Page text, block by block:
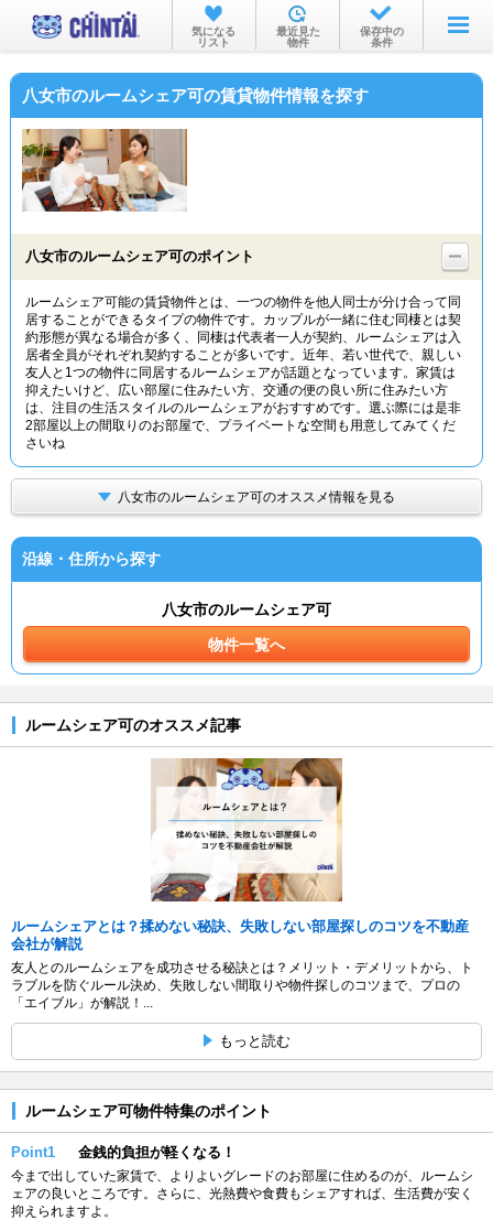
お部屋を探す
沿線・駅から
物件特集から
TOP
気になる
リスト
最近見た
物件
保存中の
条件
八女市のルームシェア可の賃貸物件情報を探す
八女市のルームシェア可のポイント
ルームシェア可能の賃貸物件とは、一つの物件を他人同士が分け合って同
居することができるタイプの物件です。カップルが一緒に住む同棲とは契
約形態が異なる場合が多く、同棲は代表者一人が契約、ルームシェアは入
居者全員がそれぞれ契約することが多いです。近年、若い世代で、親しい
友人と1つの物件に同居するルームシェアが話題となっています。家賃は
抑えたいけど、広い部屋に住みたい方、交通の便の良い所に住みたい方
は、注目の生活スタイルのルームシェアがおすすめです。選ぶ際には是非
2部屋以上の間取りのお部屋で、プライベートな空間も用意してみてくだ
さいね
八女市のルームシェア可のオススメ情報を見る
沿線・住所から探す
八女市のルームシェア可
物件一覧へ
ルームシェア可のオススメ記事
ルームシェアとは？揉めない秘訣、失敗しない部屋探しのコツを不動産
会社が解説
友人とのルームシェアを成功させる秘訣とは？メリット・デメリットから、ト
ラブルを防ぐルール決め、失敗しない間取りや物件探しのコツまで、プロの
「エイブル」が解説！...
もっと読む
ルームシェア可物件特集のポイント
Point1 金銭的負担が軽くなる！
今まで出していた家賃で、よりよいグレードのお部屋に住めるのが、ルームシ
ェアの良いところです。さらに、光熱費や食費もシェアすれば、生活費が安く
抑えられますよ。